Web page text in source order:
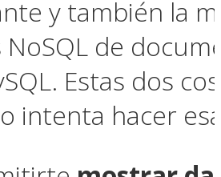
y también la
de
Estas dos
intenta hacer